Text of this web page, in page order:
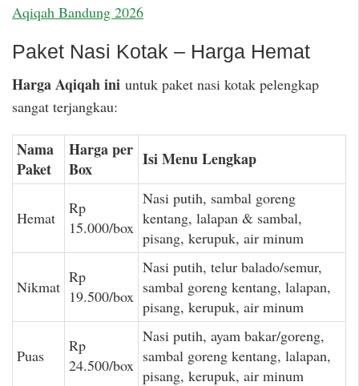
Aqiqah Bandung 2026
Paket Nasi Kotak – Harga Hemat
Harga Aqiqah ini untuk paket nasi kotak pelengkap
sangat terjangkau:
Nama
Paket
Harga per
Box
Isi Menu Lengkap
Hemat
Rp
15.000/box
Nasi putih, sambal goreng
kentang, lalapan & sambal,
pisang, kerupuk, air minum
Nikmat
Rp
19.500/box
Nasi putih, telur balado/semur,
sambal goreng kentang, lalapan,
pisang, kerupuk, air minum
Puas
Rp
24.500/box
Nasi putih, ayam bakar/goreng,
sambal goreng kentang, lalapan,
pisang, kerupuk, air minum